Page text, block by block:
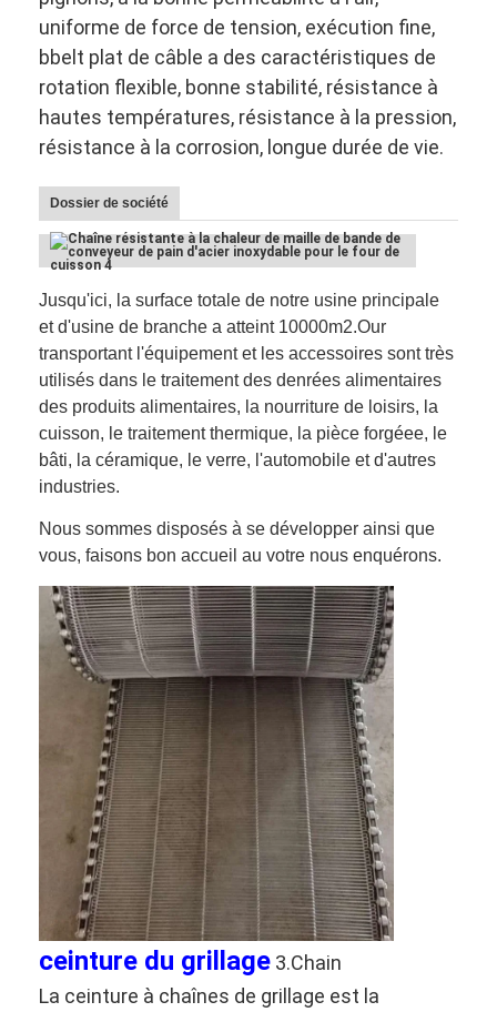
uniforme de force de tension, exécution fine,
bbelt plat de câble a des caractéristiques de
rotation flexible, bonne stabilité, résistance à
hautes températures, résistance à la pression,
résistance à la corrosion, longue durée de vie.
Dossier de société
Jusqu'ici, la surface totale de notre usine principale
et d'usine de branche a atteint 10000m2.Our
transportant l'équipement et les accessoires sont très
utilisés dans le traitement des denrées alimentaires
des produits alimentaires, la nourriture de loisirs, la
cuisson, le traitement thermique, la pièce forgéee, le
bâti, la céramique, le verre, l'automobile et d'autres
industries.
Nous sommes disposés à se développer ainsi que
vous, faisons bon accueil au votre nous enquérons.
ceinture du grillage 3.Chain
La ceinture à chaînes de grillage est la